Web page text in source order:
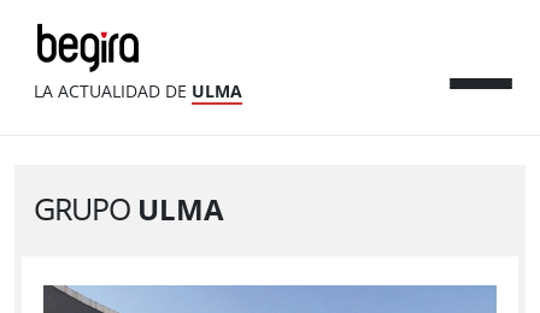
LA ACTUALIDAD DE ULMA
GRUPO ULMA